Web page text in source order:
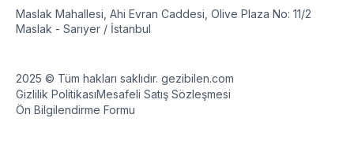
Maslak Mahallesi, Ahi Evran Caddesi, Olive Plaza No: 11/2
Maslak - Sarıyer / İstanbul
2025 © Tüm hakları saklıdır. gezibilen.com
Gizlilik PolitikasıMesafeli Satış Sözleşmesi
Ön Bilgilendirme Formu